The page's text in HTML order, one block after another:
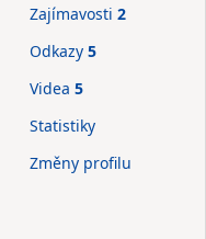
Zajímavosti 2
Odkazy 5
Videa 5
Statistiky
Změny profilu